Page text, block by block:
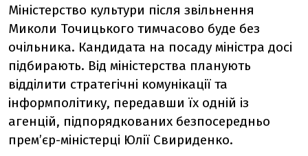
Міністерство культури після звільнення
Миколи Точицького тимчасово буде без
очільника. Кандидата на посаду міністра досі
підбирають. Від міністерства планують
відділити стратегічні комунікації та
інформполітику, передавши їх одній із
агенцій, підпорядкованих безпосередньо
премʼєр-міністерці Юлії Свириденко.